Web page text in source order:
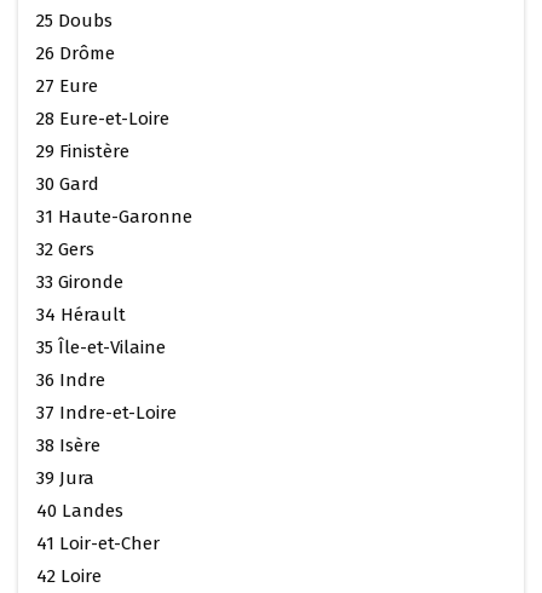
25 Doubs
26 Drôme
27 Eure
28 Eure-et-Loire
29 Finistère
30 Gard
31 Haute-Garonne
32 Gers
33 Gironde
34 Hérault
35 Île-et-Vilaine
36 Indre
37 Indre-et-Loire
38 Isère
39 Jura
40 Landes
41 Loir-et-Cher
42 Loire